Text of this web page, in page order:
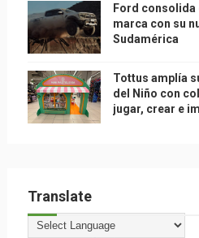
Ford
marca con su
Sudamérica
Tottus amplía
del Niño con
jugar, crear e
Translate